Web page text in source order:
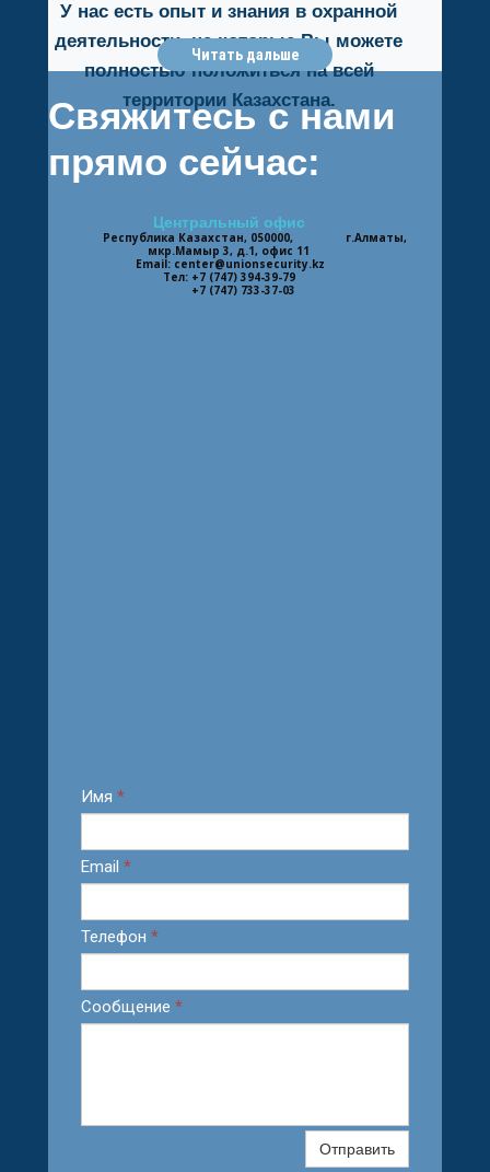
У нас есть опыт и знания в охранной
деятельности, на которые Вы можете
полностью положиться на всей
территории Казахстана.
Читать дальше
Свяжитесь с нами
прямо сейчас:
Центральный офис
Республика Казахстан, 050000, г.Алматы,
мкр.Мамыр 3, д.1, офис 11
Email: center@unionsecurity.kz
Тел: +7 (747) 394-39-79
+7 (747) 733-37-03
Имя *
Email *
Телефон *
Сообщение *
Отправить